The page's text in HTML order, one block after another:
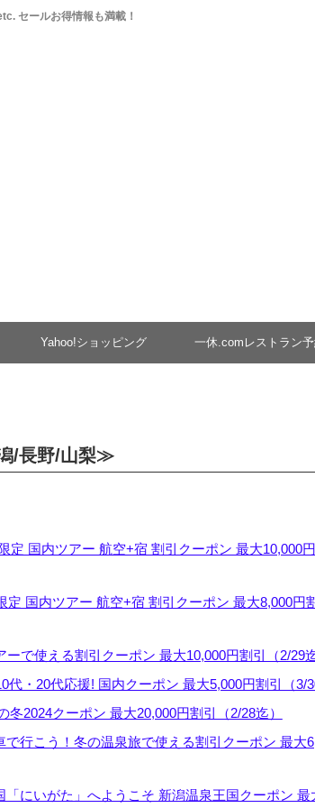
セールお得情報も満載！
Yahoo!ショッピング 一休.comレストラン
/長野/山梨≫
定 国内ツアー 航空+宿 割引クーポン 最大10,000円
定 国内ツアー 航空+宿 割引クーポン 最大8,000円
ーで使える割引クーポン 最大10,000円割引（2/29迄
代・20代応援! 国内クーポン 最大5,000円割引（3/
冬2024クーポン 最大20,000円割引（2/28迄）
で行こう！冬の温泉旅で使える割引クーポン 最大
「にいがた」へようこそ 新潟温泉王国クーポン 最